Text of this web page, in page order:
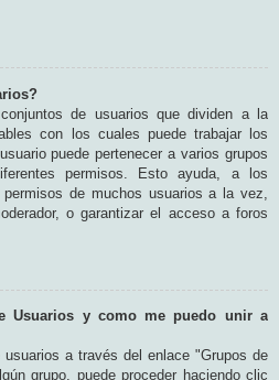
de usuarios que dividen a la
con los cuales puede trabajar los
puede pertenecer a varios grupos
permisos. Esto ayuda, a los
de muchos usuarios a la vez,
o garantizar el acceso a foros
Usuarios y como me puedo unir a
a través del enlace "Grupos de
grupo, puede proceder haciendo clic